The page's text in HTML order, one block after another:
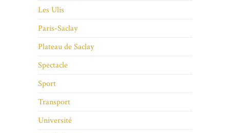
Les Ulis
Paris-Saclay
Plateau de Saclay
Spectacle
Sport
Transport
Université